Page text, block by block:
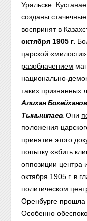
Уральске.
созданы
воспринят в
октября 1905 г.
царской
разоблачением
национально-
таких признанных
Алихан
Тынышпаев.Они
положения
принятие этого
попытку «вбить
оппозиции центра
октября 1905 г. в
политическом
Оренбурге прошла
Особенно